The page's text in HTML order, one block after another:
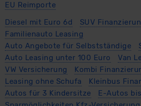
EU Reimporte
Diesel mit Euro 6d
SUV
Familienauto Leasing
Auto Angebote für Selbstständige
Auto Leasing unter 100 Euro
Van
VW Versicherung
Kombi
Leasing ohne Schufa
Kleinbus
Autos für 3 Kindersitze
E-Autos